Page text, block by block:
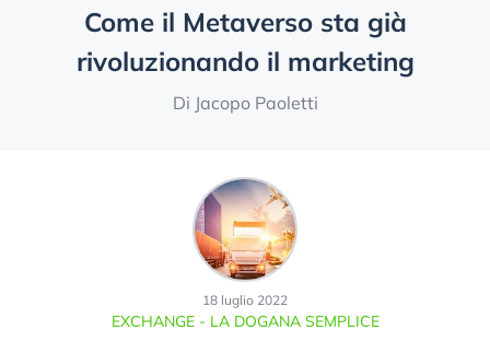
Come il Metaverso sta già
rivoluzionando il marketing
Di Jacopo Paoletti
EXCHANGE - LA DOGANA SEMPLICE
18 luglio 2022